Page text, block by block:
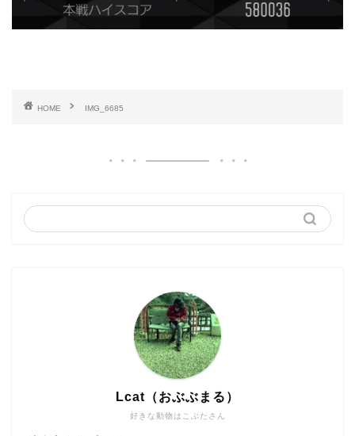
HOME IMG_6685
好きな動物はこぶたさん
Lcat（おぶぶまる）